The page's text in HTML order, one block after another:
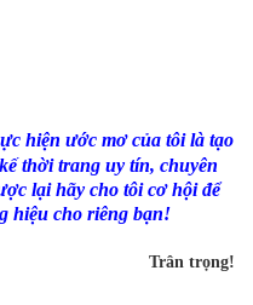
hiện ước mơ của tôi là tạo
thời trang uy tín, chuyên
lại hãy cho tôi cơ hội để
hiệu cho riêng bạn!
Trân trọng!